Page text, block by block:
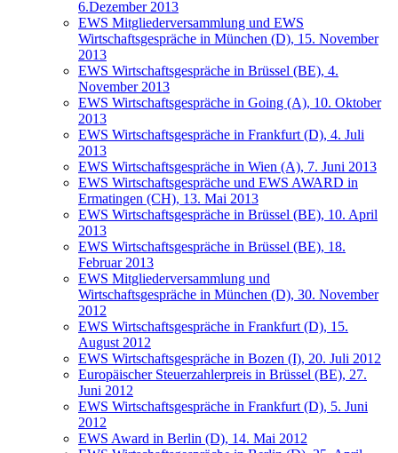
6.Dezember 2013
EWS Mitgliederversammlung und EWS
Wirtschaftsgespräche in München (D), 15. November
2013
EWS Wirtschaftsgespräche in Brüssel (BE), 4.
November 2013
EWS Wirtschaftsgespräche in Going (A), 10. Oktober
2013
EWS Wirtschaftsgespräche in Frankfurt (D), 4. Juli
2013
EWS Wirtschaftsgespräche in Wien (A), 7. Juni 2013
EWS Wirtschaftsgespräche und EWS AWARD in
Ermatingen (CH), 13. Mai 2013
EWS Wirtschaftsgespräche in Brüssel (BE), 10. April
2013
EWS Wirtschaftsgespräche in Brüssel (BE), 18.
Februar 2013
EWS Mitgliederversammlung und
Wirtschaftsgespräche in München (D), 30. November
2012
EWS Wirtschaftsgespräche in Frankfurt (D), 15.
August 2012
EWS Wirtschaftsgespräche in Bozen (I), 20. Juli 2012
Europäischer Steuerzahlerpreis in Brüssel (BE), 27.
Juni 2012
EWS Wirtschaftsgespräche in Frankfurt (D), 5. Juni
2012
EWS Award in Berlin (D), 14. Mai 2012